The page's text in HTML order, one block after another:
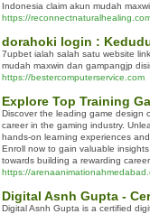
Indonesia claim akun mudah
https://
dorahoki login :
7upbet ialah salah satu website
mudah maxwin dan gampangjp
https://bestercomputerservice.com
Explore Top Training
Discover the leading game design
career in the gaming industry.
hands-on learning experiences
Enroll now to gain valuable
towards building a rewarding
https://
Digital Asnh Gupta -
Digital Asnh Gupta is a certified